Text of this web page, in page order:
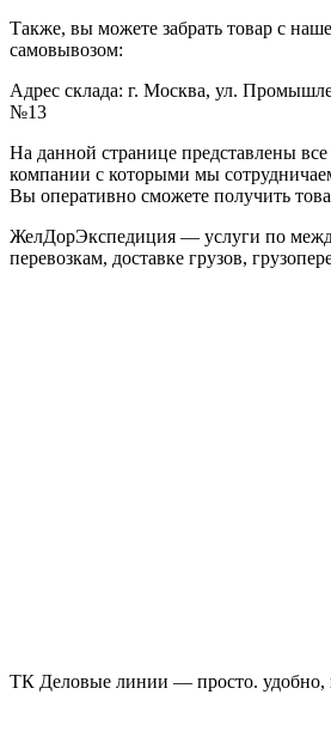
Также, вы можете забрать товар с
самовывозом:
Адрес склада: г. Москва, ул.
№13
На данной странице представлены
компании с которыми мы
Вы оперативно сможете получить
ЖелДорЭкспедиция — услуги по
перевозкам, доставке грузов,
ТК Деловые линии — просто. удобно,